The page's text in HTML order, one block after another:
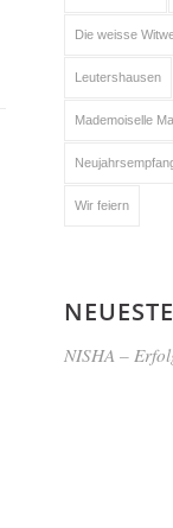
Die weisse
Leutershausen
Mademoiselle
Wir feiern
NISHA –